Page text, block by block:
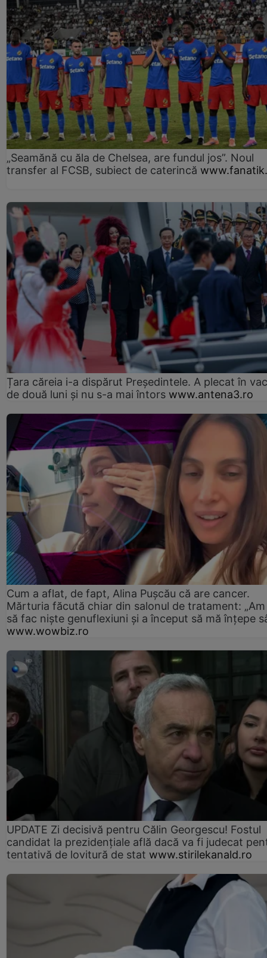
„Seamănă cu ăla de Chelsea, are fundul jos”. Noul
transfer al FCSB, subiect de caterincă
Țara căreia i-a dispărut Președintele. A plecat în
de două luni și nu s-a mai întors www.antena3.ro
Cum a aflat, de fapt, Alina Pușcău că are cancer.
Mărturia făcută chiar din salonul de tratament:
să fac niște genuflexiuni și a început să mă înțepe
www.wowbiz.ro
UPDATE Zi decisivă pentru Călin Georgescu! Fostul
candidat la prezidențiale află dacă va fi judecat
tentativă de lovitură de stat www.stirilekanald.ro